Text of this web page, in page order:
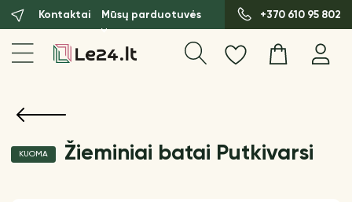
Kontaktai Mūsų parduotuvės +370 610 95 802
KUOMA Žieminiai batai Putkivarsi